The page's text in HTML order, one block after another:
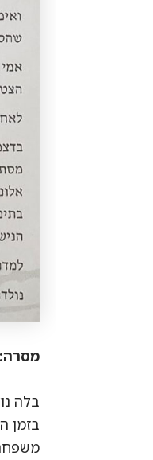
מסרה:
בלה נולדה
בזמן